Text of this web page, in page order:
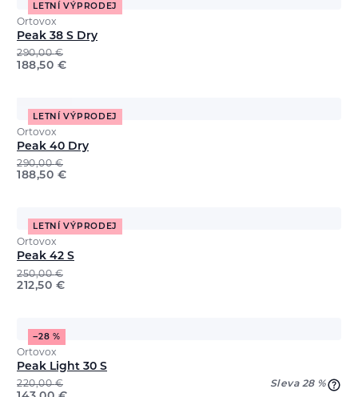
LETNÍ VÝPRODEJ
Ortovox
Peak 38 S Dry
290,00€
188,50 €
LETNÍ VÝPRODEJ
Ortovox
Peak 40 Dry
290,00€
188,50 €
LETNÍ VÝPRODEJ
Ortovox
Peak 42 S
250,00€
212,50 €
−28 %
Ortovox
Peak Light 30 S
220,00€ Sleva 28 %